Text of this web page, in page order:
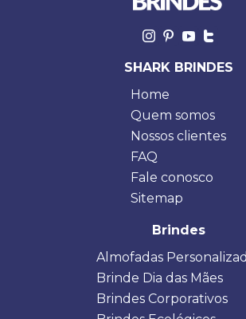
SHARK BRINDES
Home
Quem somos
Nossos clientes
FAQ
Fale conosco
Sitemap
Brindes
Almofadas
Brinde Dia das Mães
Brindes Corporativos